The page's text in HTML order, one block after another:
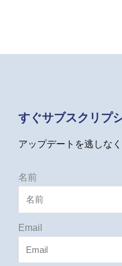
すぐサブスクリプ
アップデートを逃しな
名前
Email